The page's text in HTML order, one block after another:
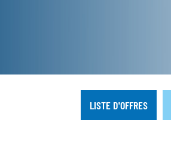
LISTE D'OFFRES